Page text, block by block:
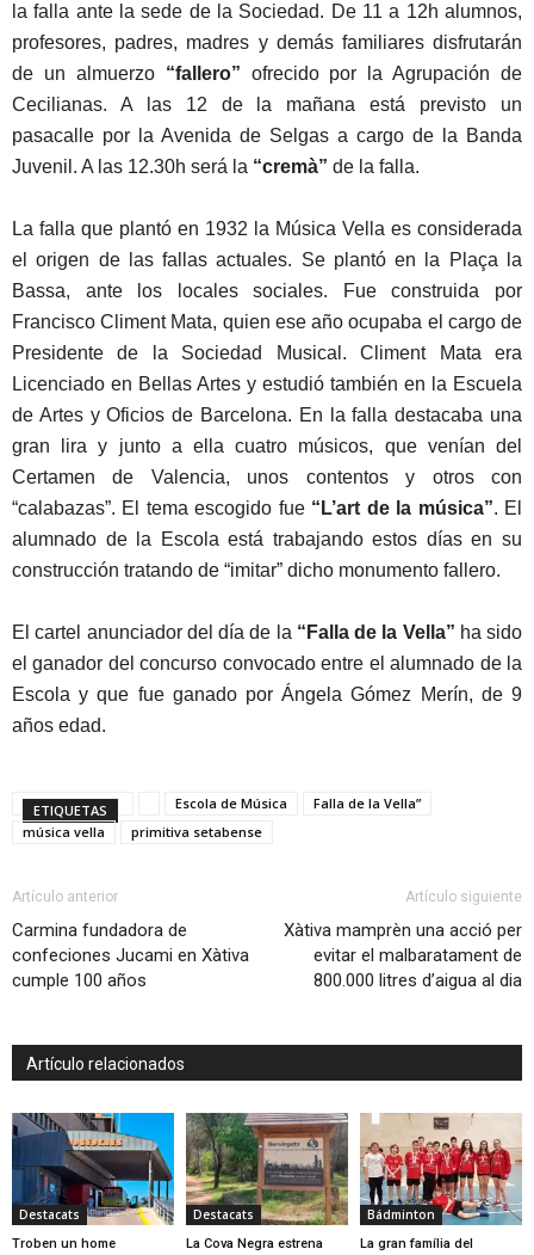
la falla ante la sede de la Sociedad. De 11 a 12h alumnos,
profesores, padres, madres y demás familiares disfrutarán
de un almuerzo “fallero” ofrecido por la Agrupación de
Cecilianas. A las 12 de la mañana está previsto un
pasacalle por la Avenida de Selgas a cargo de la Banda
Juvenil. A las 12.30h será la “cremà” de la falla.
La falla que plantó en 1932 la Música Vella es considerada
el origen de las fallas actuales. Se plantó en la Plaça la
Bassa, ante los locales sociales. Fue construida por
Francisco Climent Mata, quien ese año ocupaba el cargo de
Presidente de la Sociedad Musical. Climent Mata era
Licenciado en Bellas Artes y estudió también en la Escuela
de Artes y Oficios de Barcelona. En la falla destacaba una
gran lira y junto a ella cuatro músicos, que venían del
Certamen de Valencia, unos contentos y otros con
“calabazas”. El tema escogido fue “L’art de la música”. El
alumnado de la Escola está trabajando estos días en su
construcción tratando de “imitar” dicho monumento fallero.
El cartel anunciador del día de la “Falla de la Vella” ha sido
el ganador del concurso convocado entre el alumnado de la
Escola y que fue ganado por Ángela Gómez Merín, de 9
años edad.
ETIQUETAS Escola de Música
Falla de la Vella”
música vella
primitiva setabense
Artículo anterior
Carmina fundadora de
confeciones Jucami en Xàtiva
cumple 100 años
Artículo siguiente
Xàtiva mamprèn una acció per
evitar el malbaratament de
800.000 litres d’aigua al dia
Artículo relacionados
Destacats
Troben un home
Destacats
La Cova Negra estrena
Bádminton
La gran família del